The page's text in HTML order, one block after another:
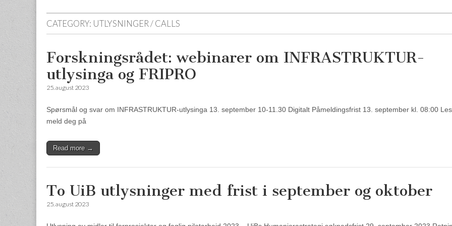
CATEGORY: UTLYSNINGER / CALLS
Forskningsrådet: webinarer om INFRASTRUKTUR-
utlysinga og FRIPRO
25. august 2023
Spørsmål og svar om INFRASTRUKTUR-utlysinga 13. september 10-11.30 Digitalt Påmeldingsfrist 13. september kl. 08:00
meld deg på
Read more →
To UiB utlysninger med frist i september og oktober
25. august 2023